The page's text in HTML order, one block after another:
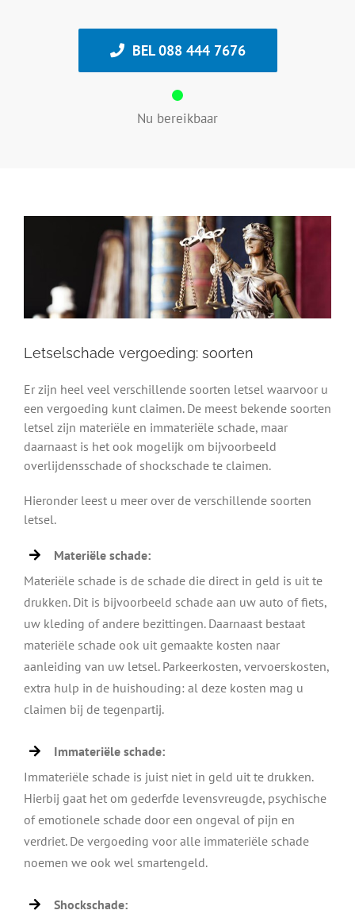
BEL 088 444 7676
Nu bereikbaar
Letselschade vergoeding: soorten
Er zijn heel veel verschillende soorten letsel waarvoor u
een vergoeding kunt claimen. De meest bekende soorten
letsel zijn materiële en immateriële schade, maar
daarnaast is het ook mogelijk om bijvoorbeeld
overlijdensschade of shockschade te claimen.
Hieronder leest u meer over de verschillende soorten
letsel.
Materiële schade:
Materiële schade is de schade die direct in geld is uit te
drukken. Dit is bijvoorbeeld schade aan uw auto of fiets,
uw kleding of andere bezittingen. Daarnaast bestaat
materiële schade ook uit gemaakte kosten naar
aanleiding van uw letsel. Parkeerkosten, vervoerskosten,
extra hulp in de huishouding: al deze kosten mag u
claimen bij de tegenpartij.
Immateriële schade:
Immateriële schade is juist niet in geld uit te drukken.
Hierbij gaat het om gederfde levensvreugde, psychische
of emotionele schade door een ongeval of pijn en
verdriet. De vergoeding voor alle immateriële schade
noemen we ook wel smartengeld.
Shockschade: